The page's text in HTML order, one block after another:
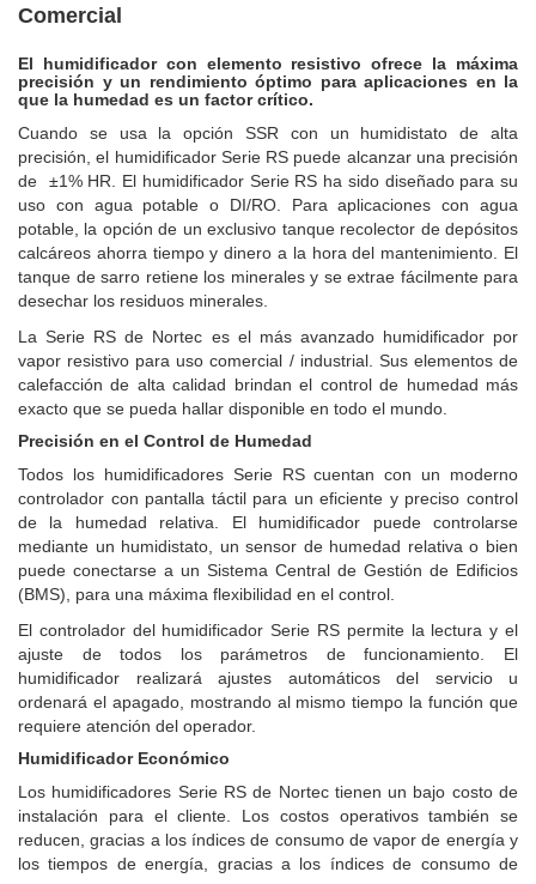
Comercial
El humidificador con elemento resistivo ofrece la máxima
precisión y un rendimiento óptimo para aplicaciones en la
que la humedad es un factor crítico.
Cuando se usa la opción SSR con un humidistato de alta
precisión, el humidificador Serie RS puede alcanzar una precisión
de ±1% HR. El humidificador Serie RS ha sido diseñado para su
uso con agua potable o DI/RO. Para aplicaciones con agua
potable, la opción de un exclusivo tanque recolector de depósitos
calcáreos ahorra tiempo y dinero a la hora del mantenimiento. El
tanque de sarro retiene los minerales y se extrae fácilmente para
desechar los residuos minerales.
La Serie RS de Nortec es el más avanzado humidificador por
vapor resistivo para uso comercial / industrial. Sus elementos de
calefacción de alta calidad brindan el control de humedad más
exacto que se pueda hallar disponible en todo el mundo.
Precisión en el Control de Humedad
Todos los humidificadores Serie RS cuentan con un moderno
controlador con pantalla táctil para un eficiente y preciso control
de la humedad relativa. El humidificador puede controlarse
mediante un humidistato, un sensor de humedad relativa o bien
puede conectarse a un Sistema Central de Gestión de Edificios
(BMS), para una máxima flexibilidad en el control.
El controlador del humidificador Serie RS permite la lectura y el
ajuste de todos los parámetros de funcionamiento. El
humidificador realizará ajustes automáticos del servicio u
ordenará el apagado, mostrando al mismo tiempo la función que
requiere atención del operador.
Humidificador Económico
Los humidificadores Serie RS de Nortec tienen un bajo costo de
instalación para el cliente. Los costos operativos también se
reducen, gracias a los índices de consumo de vapor de energía y
los tiempos de energía, gracias a los índices de consumo de